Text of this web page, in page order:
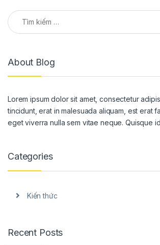
Tìm kiếm cho:
About Blog
Lorem ipsum dolor sit amet, consectetur
tincidunt, erat in malesuada aliquam, est erat
eget viverra nulla sem vitae neque. Quisque
Categories
Kiến thức
Recent Posts